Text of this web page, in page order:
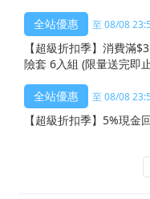
至 08/08
【超級折扣季】消費滿
險套 6入組 (限量送完即
至 08/08
【超級折扣季】5%現金